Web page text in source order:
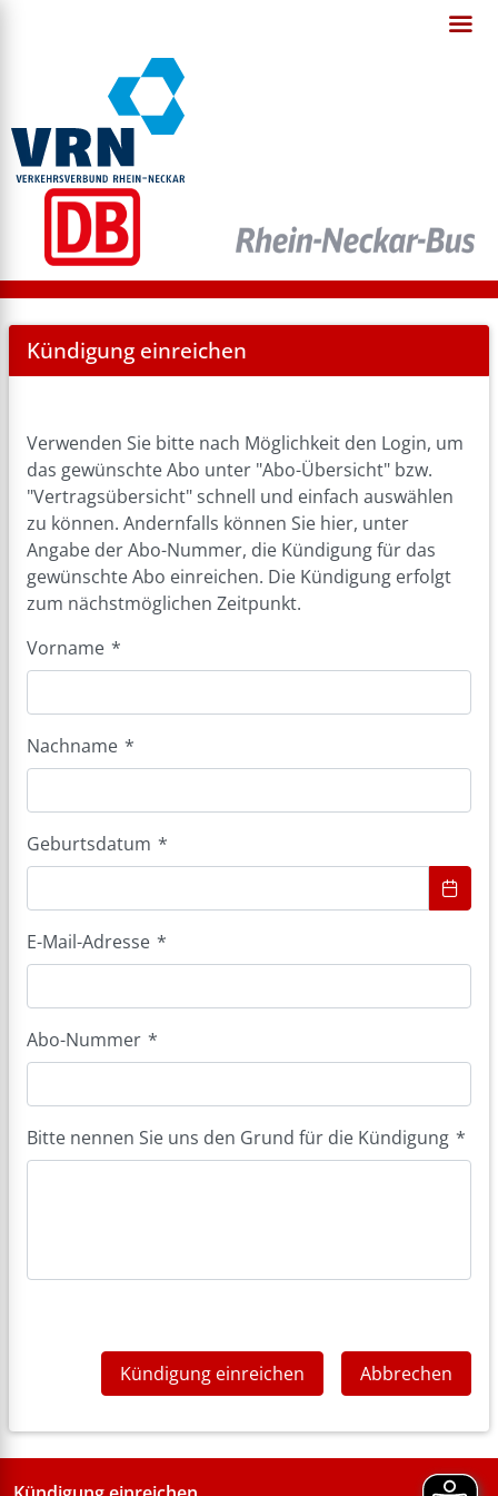
Cancel
Abo
Kündigung einreichen
Verwenden Sie bitte nach Möglichkeit den Login, um
das gewünschte Abo unter "Abo-Übersicht" bzw.
"Vertragsübersicht" schnell und einfach auswählen
zu können. Andernfalls können Sie hier, unter
Angabe der Abo-Nummer, die Kündigung für das
gewünschte Abo einreichen. Die Kündigung erfolgt
zum nächstmöglichen Zeitpunkt.
Vorname *
Nachname *
Geburtsdatum *
E-Mail-Adresse *
Abo-Nummer *
Bitte nennen Sie uns den Grund für die Kündigung *
Kündigung einreichen Abbrechen